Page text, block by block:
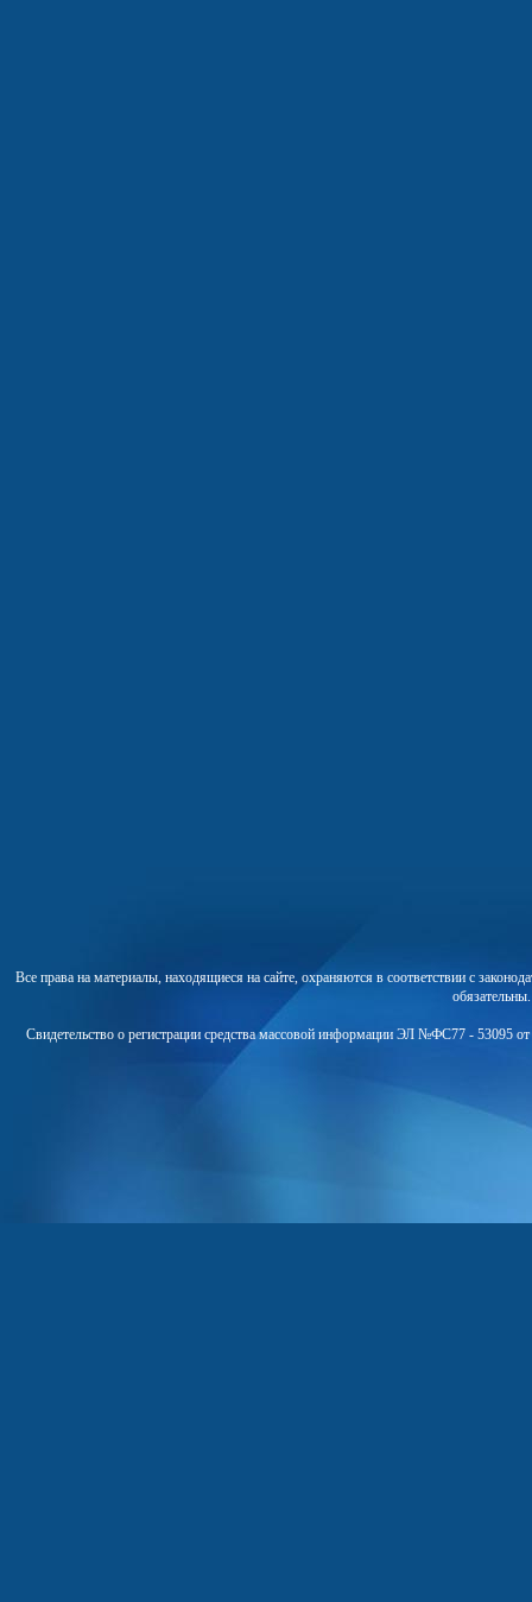
Все права на материалы, находящиеся на сайте, охраняются в соответствии с
Свидетельство о регистрации средства массовой информации ЭЛ №ФС77 - 53095